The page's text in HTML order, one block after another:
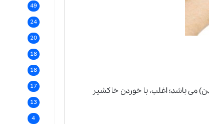
می باشد؛ اغلب، با خوردن خاکشیر
49
24
20
18
18
17
13
4